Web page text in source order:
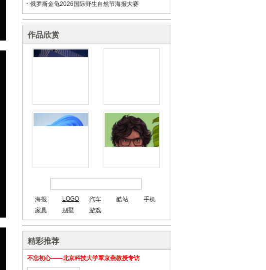
俄罗斯金龟2026国际野生自然节海报大赛
作品欣赏
海报 LOGO 汽车 酷站
手机
家具
别墅 游戏
精彩推荐
不忘初心——北京科技大学覃京燕教授专访